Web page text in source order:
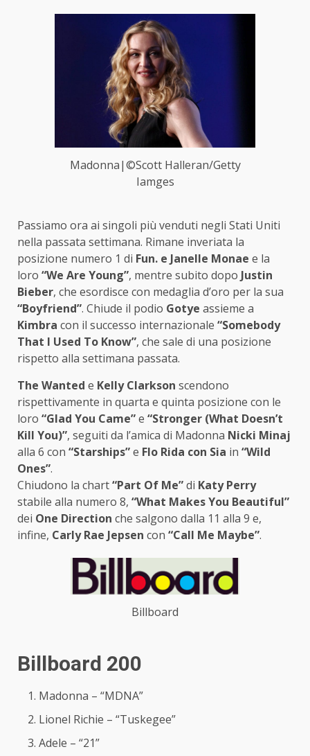
Madonna|©Scott Halleran/Getty
Iamges
Passiamo ora ai singoli più venduti negli Stati Uniti
nella passata settimana. Rimane inveriata la
posizione numero 1 di Fun. e Janelle Monae e la
loro “We Are Young”, mentre subito dopo Justin
Bieber, che esordisce con medaglia d’oro per la sua
“Boyfriend”. Chiude il podio Gotye assieme a
Kimbra con il successo internazionale “Somebody
That I Used To Know”, che sale di una posizione
rispetto alla settimana passata.
The Wanted e Kelly Clarkson scendono
rispettivamente in quarta e quinta posizione con le
loro “Glad You Came”e “Stronger (What Doesn’t
Kill You)”, seguiti da l’amica di Madonna Nicki Minaj
alla 6 con “Starships”e Flo Rida con Sia in “Wild
Ones”.
Chiudono la chart“Part Of Me”di Katy Perry
stabile alla numero 8, “What Makes You Beautiful”
dei One Direction che salgono dalla 11 alla 9 e,
infine, Carly Rae Jepsen con “Call Me Maybe”.
Billboard
Billboard 200
Madonna – “MDNA”
Lionel Richie – “Tuskegee”
Adele – “21”